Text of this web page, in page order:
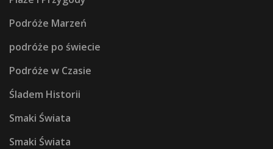
Podróże Marzeń
podróże po świecie
Podróże w Czasie
Śladem Historii
Smaki Świata
Smaki Świata